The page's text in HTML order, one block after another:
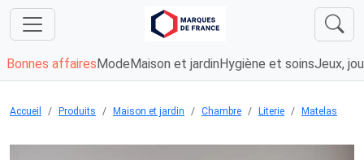
Bonnes affaires Mode Maison et jardin Hygiène et soinsJeux,
Accueil Produits Maison et jardin Chambre Literie Matelas